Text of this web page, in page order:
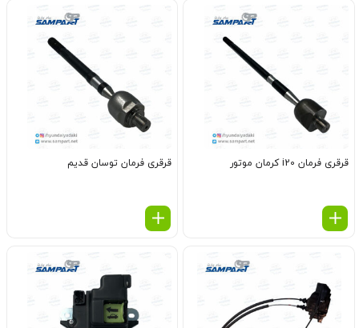
قرقری فرمان i20 کرمان موتور قرقری فرمان توسان قدیم